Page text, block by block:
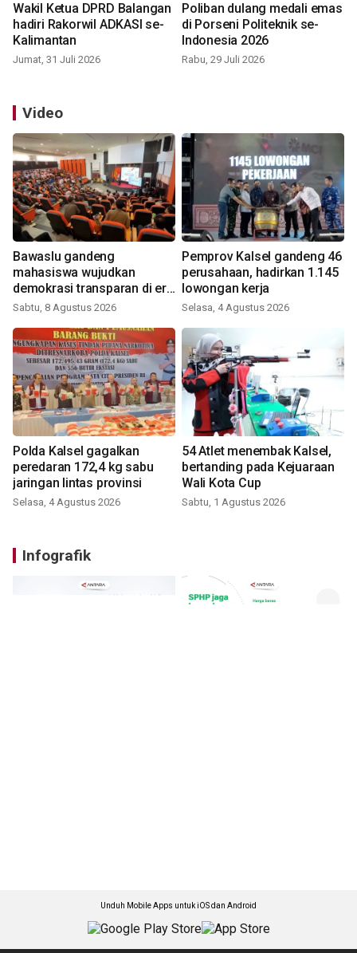
Wakil Ketua DPRD Balangan
hadiri Rakorwil ADKASI se-
Kalimantan
Jumat, 31 Juli 2026
Poliban dulang medali emas
di Porseni Politeknik se-
Indonesia 2026
Rabu, 29 Juli 2026
Video
Bawaslu gandeng
mahasiswa wujudkan
demokrasi transparan di era
digital
Sabtu, 8 Agustus 2026
Pemprov Kalsel gandeng 46
perusahaan, hadirkan 1.145
lowongan kerja
Selasa, 4 Agustus 2026
Polda Kalsel gagalkan
peredaran 172,4 kg sabu
jaringan lintas provinsi
Selasa, 4 Agustus 2026
54 Atlet menembak Kalsel,
bertanding pada Kejuaraan
Wali Kota Cup
Sabtu, 1 Agustus 2026
Infografik
Unduh Mobile Apps untuk iOS dan Android